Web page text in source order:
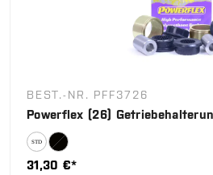
BEST.-NR. PFF3726
Powerflex (26)
31,30 €*